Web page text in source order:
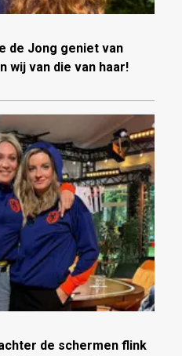
de Jong geniet van
wij van die van haar!
de schermen flink